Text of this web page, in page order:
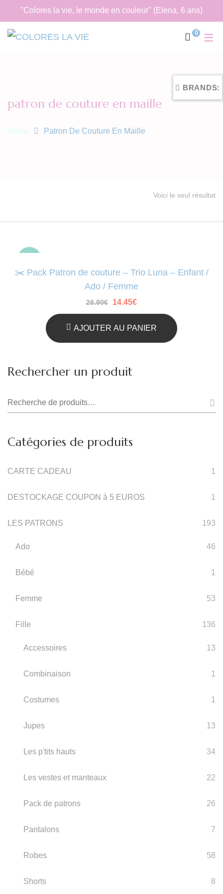
"Colores la vie, le monde en couleur" (Elena, 6 ans)
0
patron de couture en maille
Home Patron De Couture En Maille
Voici le seul résultat
✂️ Pack Patron de couture – Trio Luna – Enfant /
Ado / Femme
28.90€
Le
était :
28.90€.
14.45€Le
est :
14.45€.
AJOUTER AU PANIER
Rechercher un produit
Recherche
Catégories de produits
CARTE CADEAU 1
DESTOCKAGE COUPON à 5 EUROS 1
LES PATRONS 193
Ado 46
Bébé 1
Femme 53
Fille 136
Accessoires 13
Combinaison 1
Costumes 1
Jupes 13
Les p'tits hauts 34
Les vestes et manteaux 22
Pack de patrons 26
Pantalons 7
Robes 58
Shorts 8
BRANDS: